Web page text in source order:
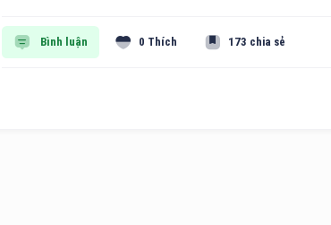
Bình luận 0 Thích 173 chia sẻ